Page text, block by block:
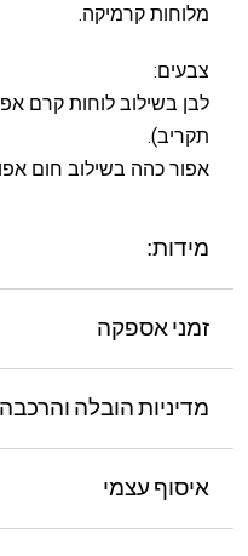
מלוחות קרמיקה.
צבעים:
לבן בשילוב לוחות קרם
תקריב).
אפור כהה בשילוב חום
מידות:
זמני אספקה
מדיניות הובלה והרכבה
איסוף עצמי